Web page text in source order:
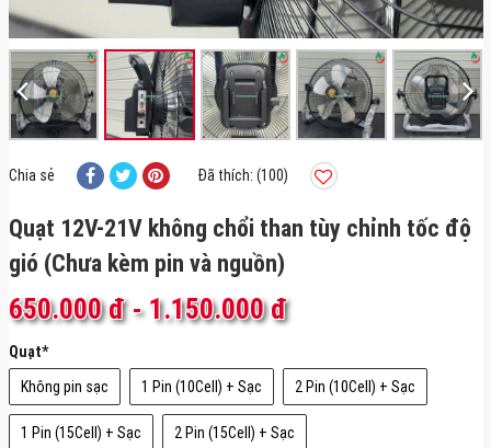
Chia sẻ Đã thích: (100)
Quạt 12V-21V không chổi than tùy chỉnh tốc độ
gió (Chưa kèm pin và nguồn)
650.000 đ-1.150.000 đ
Quạt*
Không pin sạc
1 Pin (10Cell) + Sạc 2 Pin (10Cell) + Sạc
1 Pin (15Cell) + Sạc 2 Pin (15Cell) + Sạc